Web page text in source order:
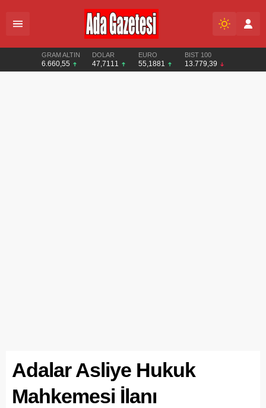
GRAM ALTIN
6.660,55
DOLAR
47,7111
EURO
55,1881
BIST 100
13.779,39
Adalar Asliye Hukuk
Mahkemesi İlanı